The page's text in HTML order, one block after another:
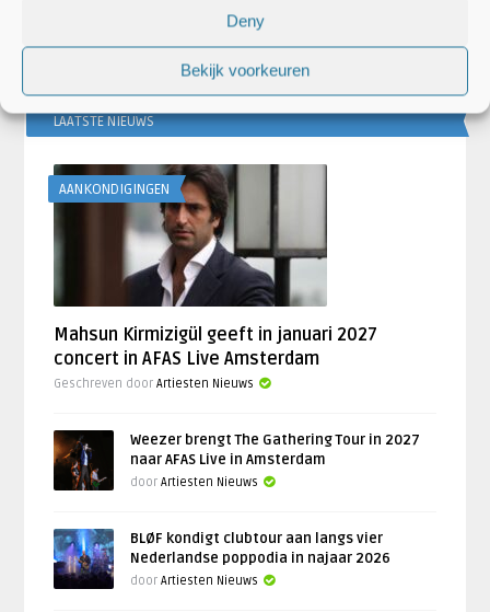
Deny
Bekijk voorkeuren
LAATSTE NIEUWS
AANKONDIGINGEN
Mahsun Kirmizigül geeft in januari 2027
concert in AFAS Live Amsterdam
Geschreven doorArtiesten Nieuws
Weezer brengt The Gathering Tour in 2027
naar AFAS Live in Amsterdam
doorArtiesten Nieuws
BLØF kondigt clubtour aan langs vier
Nederlandse poppodia in najaar 2026
doorArtiesten Nieuws